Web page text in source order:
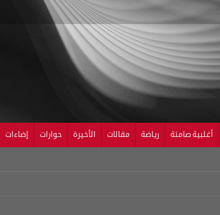
أغلبية صامتة رياضة مقالات الأخيرة حوارات إضاءات